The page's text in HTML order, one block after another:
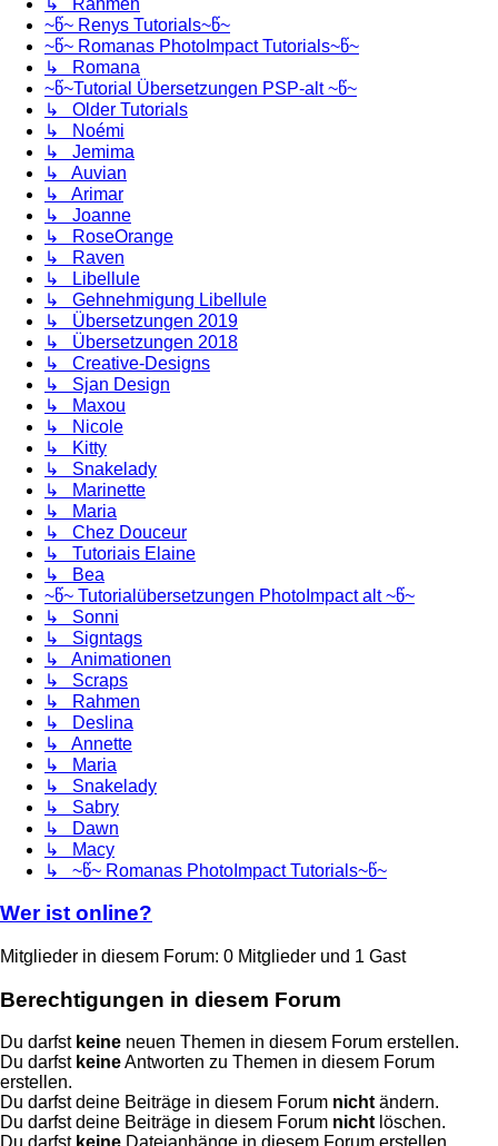
~წ~ Renys Tutorials~წ~
~წ~ Romanas PhotoImpact Tutorials~წ~
↳ Romana
~წ~Tutorial Übersetzungen PSP-alt ~წ~
↳ Older Tutorials
↳ Noémi
↳ Jemima
↳ Auvian
↳ Arimar
↳ Joanne
↳ RoseOrange
↳ Raven
↳ Libellule
↳ Gehnehmigung Libellule
↳ Übersetzungen 2019
↳ Übersetzungen 2018
↳ Creative-Designs
↳ Sjan Design
↳ Maxou
↳ Nicole
↳ Kitty
↳ Snakelady
↳ Marinette
↳ Maria
↳ Chez Douceur
↳ Tutoriais Elaine
↳ Bea
~წ~ Tutorialübersetzungen PhotoImpact alt ~წ~
↳ Sonni
↳ Signtags
↳ Animationen
↳ Scraps
↳ Rahmen
↳ Deslina
↳ Annette
↳ Maria
↳ Snakelady
↳ Sabry
↳ Dawn
↳ Macy
↳ ~წ~ Romanas PhotoImpact Tutorials~წ~
Wer ist online?
Mitglieder in diesem Forum: 0 Mitglieder und 1 Gast
Berechtigungen in diesem Forum
Du darfst keine neuen Themen in diesem Forum erstellen.
Du darfst keineAntworten zu Themen in diesem Forum
erstellen.
Du darfst deine Beiträge in diesem Forum nichtändern.
Du darfst deine Beiträge in diesem Forum nichtlöschen.